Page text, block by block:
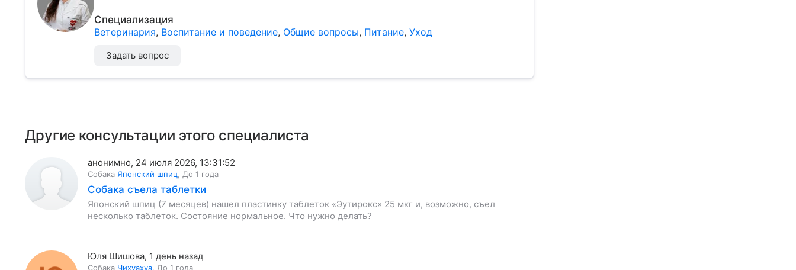
Специализация
Ветеринария, Воспитание и поведение, Общие вопросы, Питание, Уход
Задать вопрос
Другие консультации этого специалиста
анонимно, 24 июля 2026, 13:31:52
Собака Японский шпиц До 1 года
Собака съела таблетки
Японский шпиц (7 месяцев) нашел пластинку таблеток «Эутирокс» 25 мкг и, возможно, съел
несколько таблеток. Состояние нормальное. Что нужно делать?
Юля Шишова, 1 день назад
Собака Чихуахуа До 1 года